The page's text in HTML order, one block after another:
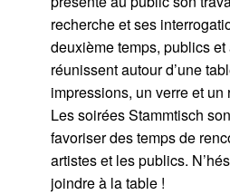
recherche et ses
deuxième temps, publics et
réunissent autour d’une
impressions, un verre et un
Les soirées Stammtisch
favoriser des temps de
artistes et les publics.
joindre à la table !